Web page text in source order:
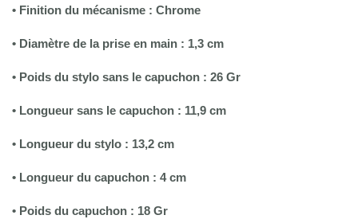
• Finition du mécanisme : Chrome
• Diamètre de la prise en main : 1,3 cm
• Poids du stylo sans le capuchon : 26 Gr
• Longueur sans le capuchon : 11,9 cm
• Longueur du stylo : 13,2 cm
• Longueur du capuchon : 4 cm
• Poids du capuchon : 18 Gr